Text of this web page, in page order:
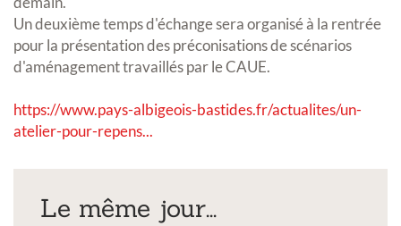
Un deuxième temps d'échange sera organisé à la rentrée
pour la présentation des préconisations de scénarios
d'aménagement travaillés par le CAUE.
https://www.pays-albigeois-bastides.fr/actualites/un-
atelier-pour-repens...
Le même jour...